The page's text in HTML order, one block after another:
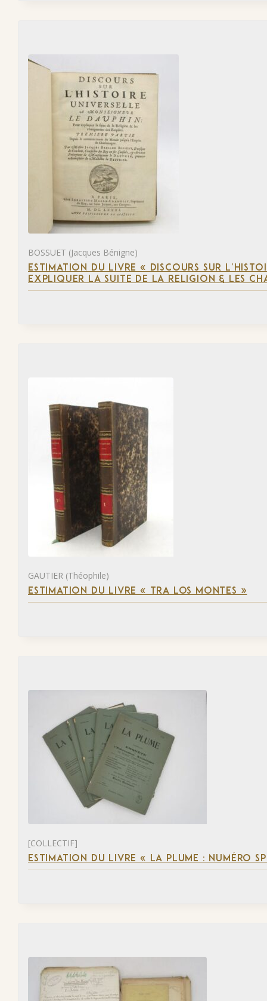
BOSSUET (Jacques Bénigne)
ESTIMATION DU LIVRE « DISCOURS SUR
EXPLIQUER LA SUITE DE LA RELIGION & LES
GAUTIER (Théophile)
ESTIMATION DU LIVRE « TRA LOS MONTES »
[COLLECTIF]
ESTIMATION DU LIVRE « LA PLUME : NUMÉRO